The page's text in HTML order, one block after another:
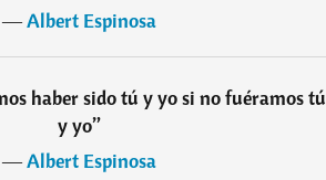
―Albert Espinosa
haber sido tú y yo si no fuéramos tú
y yo”
―Albert Espinosa